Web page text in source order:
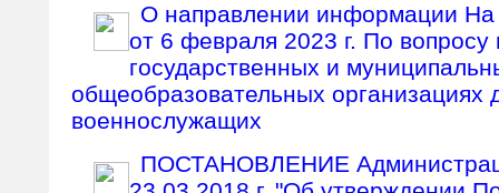
О направлении информации
от 6 февраля 2023 г. По вопросу
государственных и
общеобразовательных организациях
военнослужащих
ПОСТАНОВЛЕНИЕ